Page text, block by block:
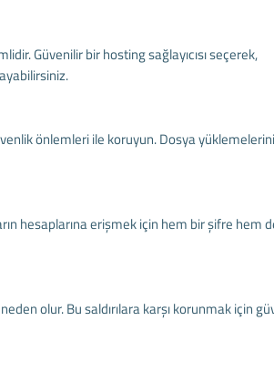
Güvenilir bir hosting sağlayıcısı seçerek,
önlemleri ile koruyun. Dosya yüklemelerini
hesaplarına erişmek için hem bir şifre hem
olur. Bu saldırılara karşı korunmak için